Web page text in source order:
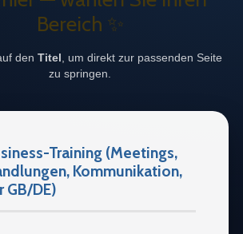
Bereich ✨
den Titel , um direkt zur passenden Seite
zu springen.
Training (Meetings,
Kommunikation,
GB/DE)